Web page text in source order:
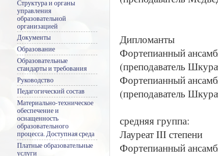
Дипломанты
Фортепианный
(преподаватель
Фортепианный
(преподаватель
средняя группа:
Лауреат III степени
Фортепианный
Структура и органы
управления
образовательной
организацией
Документы
Образование
Образовательные
стандарты и требования
Руководство
Педагогический состав
Материально-техническое
обеспечение и
оснащенность
образовательного
процесса. Доступная среда
Платные образовательные
услуги